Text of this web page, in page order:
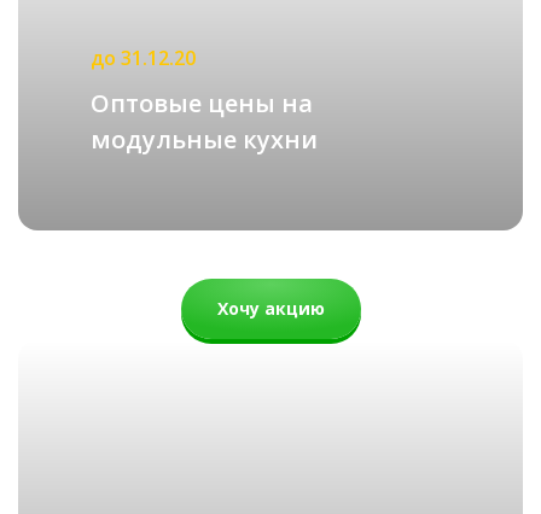
52 600 руб.
1
КУХНИ ЛОФТ
Рассчитать стоимость
до 31.12.20
Оптовые цены на
модульные кухни
Хочу акцию